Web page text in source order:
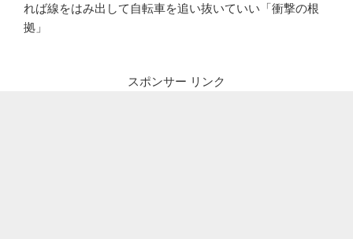
れば線をはみ出して自転車を追い抜いていい「衝撃の根
拠」
スポンサー リンク